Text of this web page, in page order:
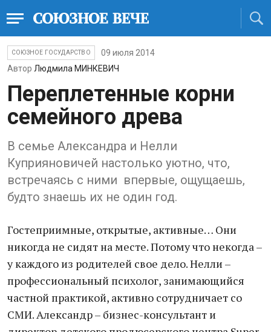
СОЮЗНОЕ ГОСУДАРСТВО
09 июля 2014
Автор Людмила МИНКЕВИЧ
Переплетенные корни
семейного древа
В семье Александра и Нелли
Куприяновичей настолько уютно, что,
встречаясь с ними впервые, ощущаешь,
будто знаешь их не один год.
Гостеприимные, открытые, активные… Они
никогда не сидят на месте. Потому что некогда –
у каждого из родителей свое дело. Нелли –
профессиональный психолог, занимающийся
частной практикой, активно сотрудничает со
СМИ. Александр – бизнес-консультант и